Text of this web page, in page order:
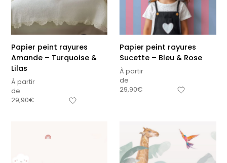
Papier peint rayures
Amande – Turquoise &
Lilas
À partir
de
29,90€
Papier peint rayures
Sucette – Bleu & Rose
À partir
de
29,90€